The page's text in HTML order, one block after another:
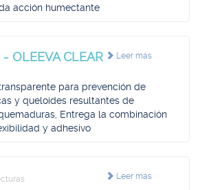
acción humectante
Leer más
OLEEVA CLEAR
para prevención de
y queloides resultantes de
Entrega la combinación
y adhesivo
Leer más